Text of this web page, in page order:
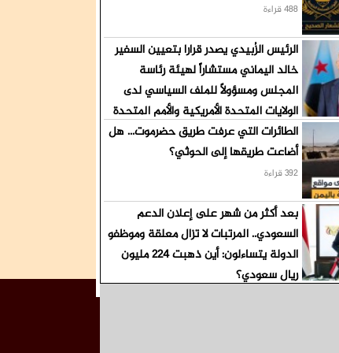
488 قراءة
الرئيس الزُبيدي يصدر قرارا بتعيين السفير
خالد اليماني مستشاراً لهيئة رئاسة
المجلس ومسؤولاً للملف السياسي لدى
الولايات المتحدة الأمريكية والأمم المتحدة
411 قراءة
الطائرات التي عرفت طريق حضرموت... هل
أضاعت طريقها إلى الحوثي؟
392 قراءة
بعد أكثر من شهر على إعلان الدعم
السعودي.. المرتبات لا تزال معلقة وموظفو
الدولة يتساءلون: أين ذهبت 224 مليون
ريال سعودي؟